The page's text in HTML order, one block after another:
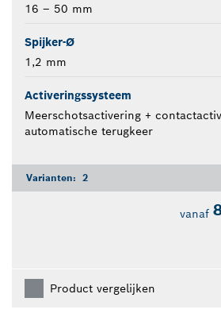
16 – 50 mm
Spijker-Ø
1,2 mm
Activeringssysteem
Meerschotsactivering +
automatische terugkeer
Varianten: 2
vanaf
Product vergelijken